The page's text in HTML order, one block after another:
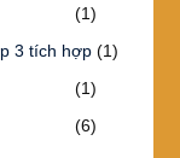
(1)
3 tích hợp(1)
(1)
(6)